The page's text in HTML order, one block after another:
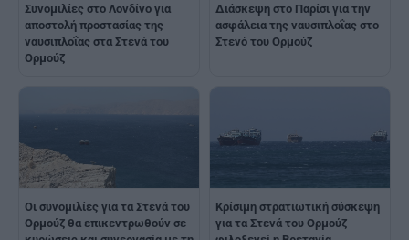
Συνομιλίες στο Λονδίνο για
αποστολή προστασίας της
ναυσιπλοΐας στα Στενά του
Ορμούζ
Διάσκεψη στο Παρίσι για την
ασφάλεια της ναυσιπλοΐας στο
Στενό του Ορμούζ
Οι συνομιλίες για τα Στενά του
Ορμούζ θα επικεντρωθούν σε
Κρίσιμη στρατιωτική σύσκεψη
για τα Στενά του Ορμούζ